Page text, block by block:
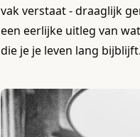
vak verstaat - draaglijk
een eerlijke uitleg van
die je je leven lang bijblijft.